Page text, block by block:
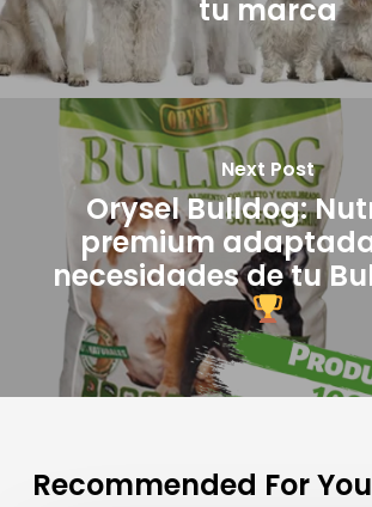
tu marca
Next Post
Orysel Bulldog:
premium
necesidades de tu
Recommended For You